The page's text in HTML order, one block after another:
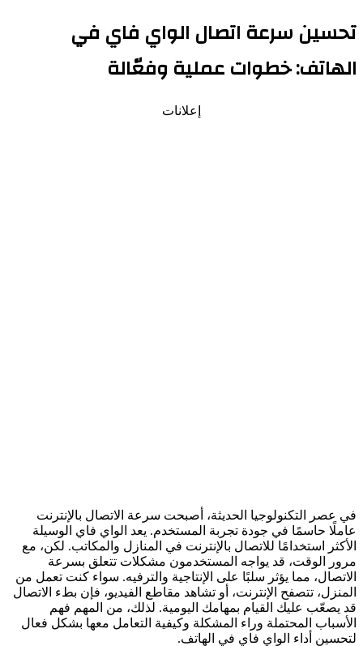
تحسين سرعة اتصال الواي فاي في
الهاتف: خطوات عملية وفعّالة
إعلانات
في عصر التكنولوجيا الحديثة، أصبحت سرعة الاتصال بالإنترنت
عاملًا حاسمًا في جودة تجربة المستخدم. يعد الواي فاي الوسيلة
الأكثر استخدامًا للاتصال بالإنترنت في المنازل والمكاتب. لكن، مع
مرور الوقت، قد يواجه المستخدمون مشكلات تتعلق بسرعة
الاتصال، مما يؤثر سلبًا على الإنتاجية والترفيه. سواء كنت تعمل من
المنزل، تتصفح الإنترنت، أو تشاهد مقاطع الفيديو، فإن بطء الاتصال
قد يصعّب عليك القيام بمهامك اليومية. لذلك، من المهم فهم
الأسباب المحتملة وراء المشكلة وكيفية التعامل معها بشكل فعال
لتحسين أداء الواي فاي في الهاتف.